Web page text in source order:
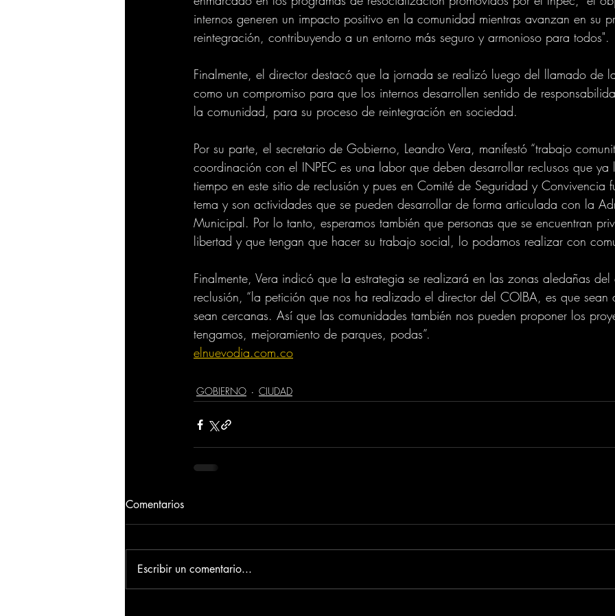
internos generen un impacto positivo en la comunidad mientras avanzan en su
reintegración, contribuyendo a un entorno más seguro y armonioso para todos".
Finalmente, el director destacó que la jornada se realizó luego del llamado de
como un compromiso para que los internos desarrollen sentido de
la comunidad, para su proceso de reintegración en sociedad.
Por su parte, el secretario de Gobierno, Leandro Vera, manifestó “trabajo
coordinación con el INPEC es una labor que deben desarrollar reclusos que ya
tiempo en este sitio de reclusión y pues en Comité de Seguridad y Convivencia
tema y son actividades que se pueden desarrollar de forma articulada con la
Municipal. Por lo tanto, esperamos también que personas que se encuentran
libertad y que tengan que hacer su trabajo social, lo podamos realizar con
Finalmente, Vera indicó que la estrategia se realizará en las zonas aledañas del
reclusión, “la petición que nos ha realizado el director del COIBA, es que sean
sean cercanas. Así que las comunidades también nos pueden proponer los
tengamos, mejoramiento de parques, podas”.
elnuevodia.com.co
GOBIERNO CIUDAD
Comentarios
Escribir un comentario...